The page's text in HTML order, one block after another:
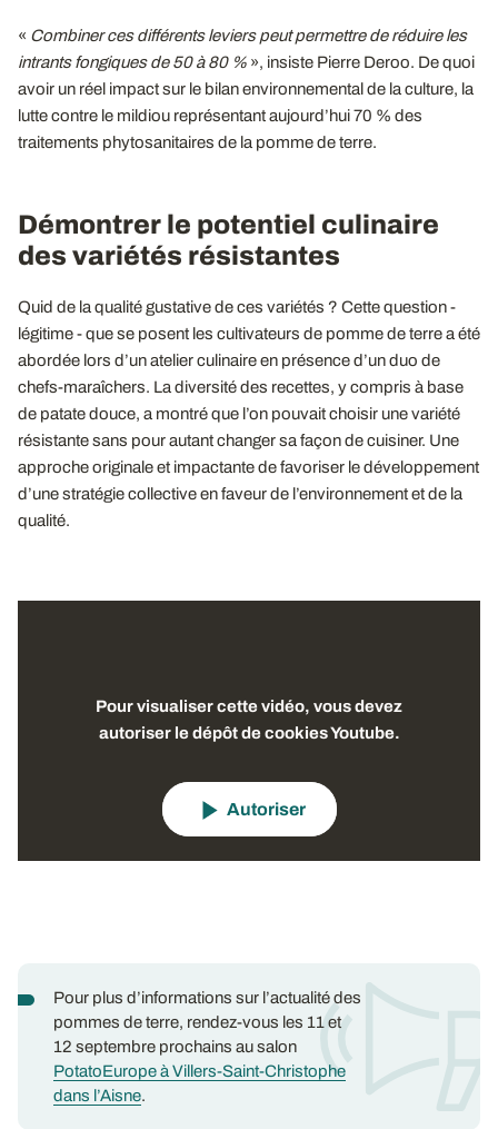
« Combiner ces différents leviers peut permettre de réduire les
intrants fongiques de 50 à 80 % », insiste Pierre Deroo. De quoi
avoir un réel impact sur le bilan environnemental de la culture, la
lutte contre le mildiou représentant aujourd’hui 70 % des
traitements phytosanitaires de la pomme de terre.
Démontrer le potentiel culinaire
des variétés résistantes
Quid de la qualité gustative de ces variétés ? Cette question -
légitime - que se posent les cultivateurs de pomme de terre a été
abordée lors d’un atelier culinaire en présence d’un duo de
chefs-maraîchers. La diversité des recettes, y compris à base
de patate douce, a montré que l’on pouvait choisir une variété
résistante sans pour autant changer sa façon de cuisiner. Une
approche originale et impactante de favoriser le développement
d’une stratégie collective en faveur de l’environnement et de la
qualité.
Pour visualiser cette vidéo, vous devez
autoriser le dépôt de cookies Youtube.
Autoriser
Pour plus d’informations sur l’actualité des
pommes de terre, rendez-vous les 11 et
12 septembre prochains au salon
PotatoEurope à Villers-Saint-Christophe
dans l’Aisne.